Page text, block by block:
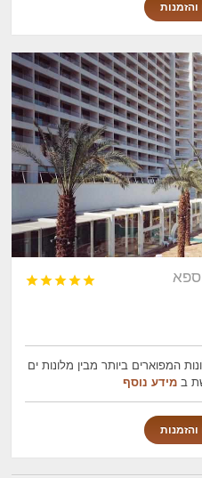





המפוארים ביותר מבין מלונות ים
במידע נוסף